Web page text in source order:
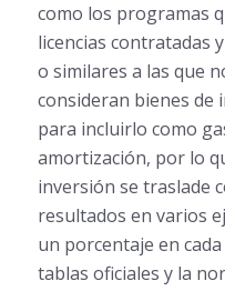
como los programas
licencias contratadas
o similares a las que
consideran bienes de
para incluirlo como
amortización, por lo
inversión se traslade
resultados en varios
un porcentaje en
tablas oficiales y la